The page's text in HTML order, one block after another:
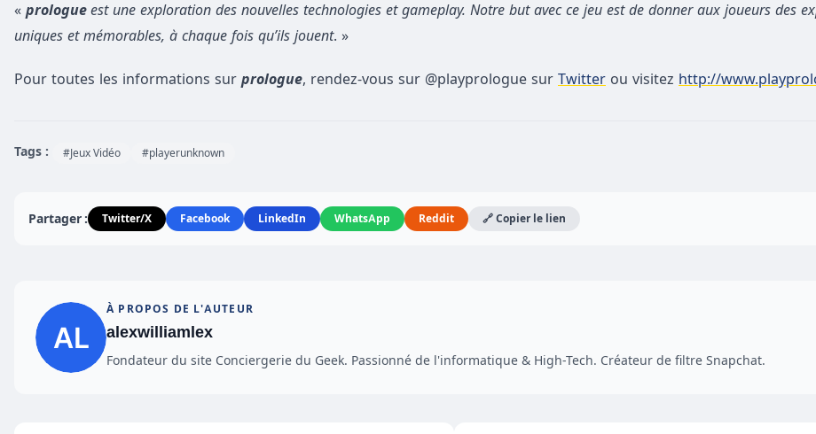
« prologue est une exploration des nouvelles technologies et gameplay. Notre but avec ce jeu est de donner aux joueurs des
uniques et mémorables, à chaque fois qu’ils jouent. »
Pour toutes les informations sur prologue, rendez-vous sur @playprologue sur Twitter ou visitez http://
Tags : #Jeux Vidéo #playerunknown
Partager : Twitter/X Facebook LinkedIn WhatsApp Reddit 🔗 Copier le lien
À PROPOS DE L'AUTEUR
alexwilliamlex
Fondateur du site Conciergerie du Geek. Passionné de l'informatique & High-Tech. Créateur de filtre Snapchat.